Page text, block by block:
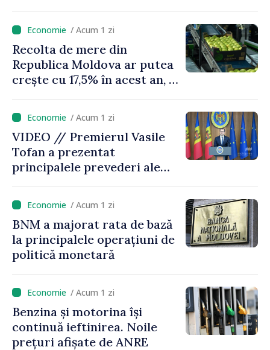
puțin munca, stimulăm
investițiile, taxăm viciile și
echilibrăm taxarea
consumului”
/ Acum 1 zi
Recolta de mere din
Republica Moldova ar putea
crește cu 17,5% în acest an, în
este estimată în scădere
/ Acum 1 zi
VIDEO // Premierul Vasile
Tofan a prezentat
principalele prevederi ale
2027
/ Acum 1 zi
BNM a majorat rata de bază
la principalele operațiuni de
politică monetară
/ Acum 1 zi
Benzina și motorina își
continuă ieftinirea. Noile
prețuri afișate de ANRE